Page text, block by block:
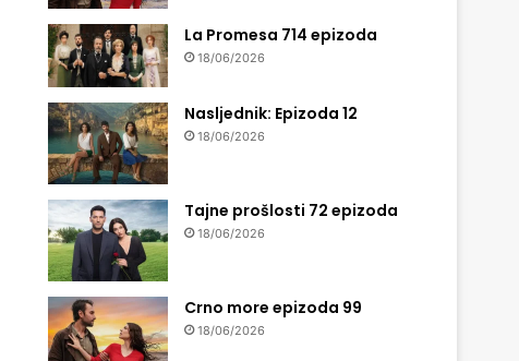
La Promesa 714 epizoda
18/06/2026
Nasljednik: Epizoda 12
18/06/2026
Tajne prošlosti 72 epizoda
18/06/2026
Crno more epizoda 99
18/06/2026